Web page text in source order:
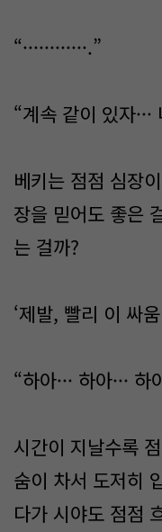
“············.”
“계속 같이 있자···
베키는 점점 심장
장을 믿어도 좋은
는 걸까?
‘제발, 빨리 이 싸움
“하아··· 하아··· 하
시간이 지날수록
숨이 차서 도저히
다가 시야도 점점